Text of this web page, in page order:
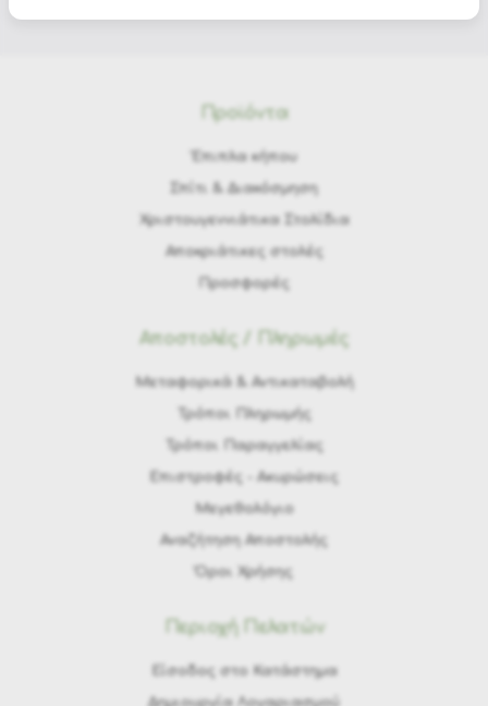
Προϊόντα
Έπιπλα κήπου
Σπίτι & Διακόσμηση
Χριστουγεννιάτικα Στολίδια
Αποκριάτικες στολές
Προσφορές
Αποστολές / Πληρωμές
Μεταφορικά & Αντικαταβολή
Τρόποι Πληρωμής
Τρόποι Παραγγελίας
Eπιστροφές - Ακυρώσεις
Μεγεθολόγιο
Αναζήτηση Αποστολής
Όροι Χρήσης
Περιοχή Πελατών
Είσοδος στο Κατάστημα
Δημιουργία Λογαριασμού